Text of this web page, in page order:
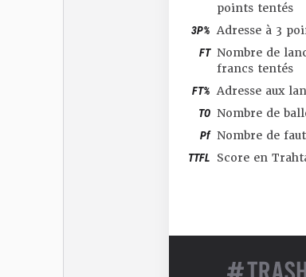
points tentés
3P% Adresse à 3
FT Nombre de
francs tentés
FT% Adresse aux
TO Nombre de
Pf Nombre de
TTFL Score en